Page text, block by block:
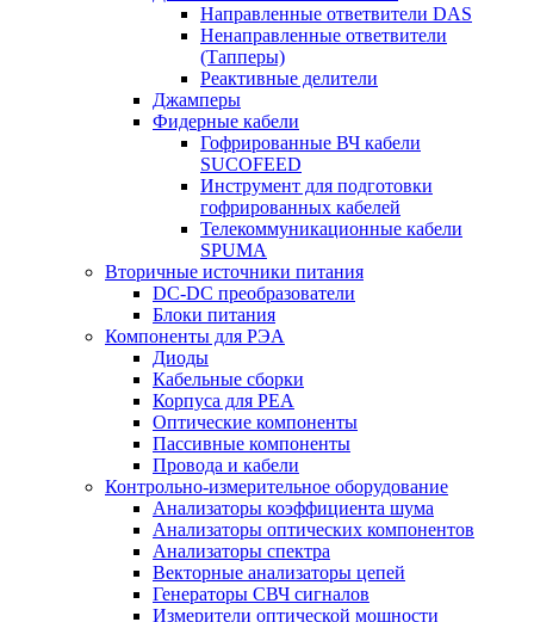
Направленные ответвители DAS
Ненаправленные ответвители
(Тапперы)
Реактивные делители
Джамперы
Фидерные кабели
Гофрированные ВЧ кабели
SUCOFEED
Инструмент для подготовки
гофрированных кабелей
Телекоммуникационные кабели
SPUMA
Вторичные источники питания
DC-DC преобразователи
Блоки питания
Компоненты для РЭА
Диоды
Кабельные сборки
Корпуса для РЕА
Оптические компоненты
Пассивные компоненты
Провода и кабели
Контрольно-измерительное оборудование
Анализаторы коэффициента шума
Анализаторы оптических компонентов
Анализаторы спектра
Векторные анализаторы цепей
Генераторы СВЧ сигналов
Измерители оптической мощности